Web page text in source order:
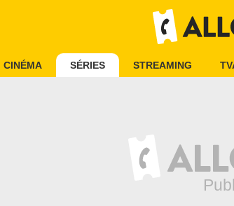
CINÉMA SÉRIES STREAMING